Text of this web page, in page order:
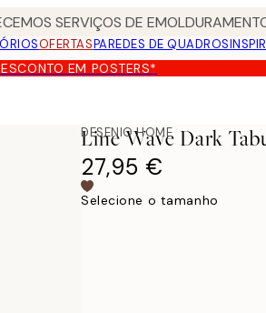
SERVIÇOS DE
OFERTASPAREDES DE QUADROS
EM POSTERS*
DESENIO HOME
Line Wave Dark
27,95 €
Selecione o tamanho